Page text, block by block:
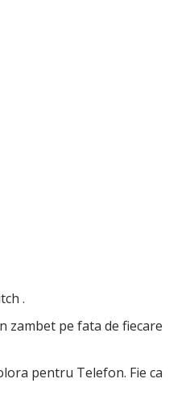
.
zambet pe fata de fiecare
pentru Telefon. Fie ca